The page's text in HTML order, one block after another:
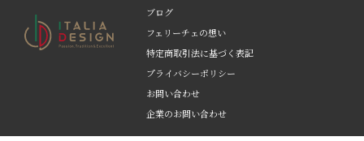
ブログ
フェリーチェの想い
特定商取引法に基づく表記
プライバシーポリシー
お問い合わせ
企業のお問い合わせ